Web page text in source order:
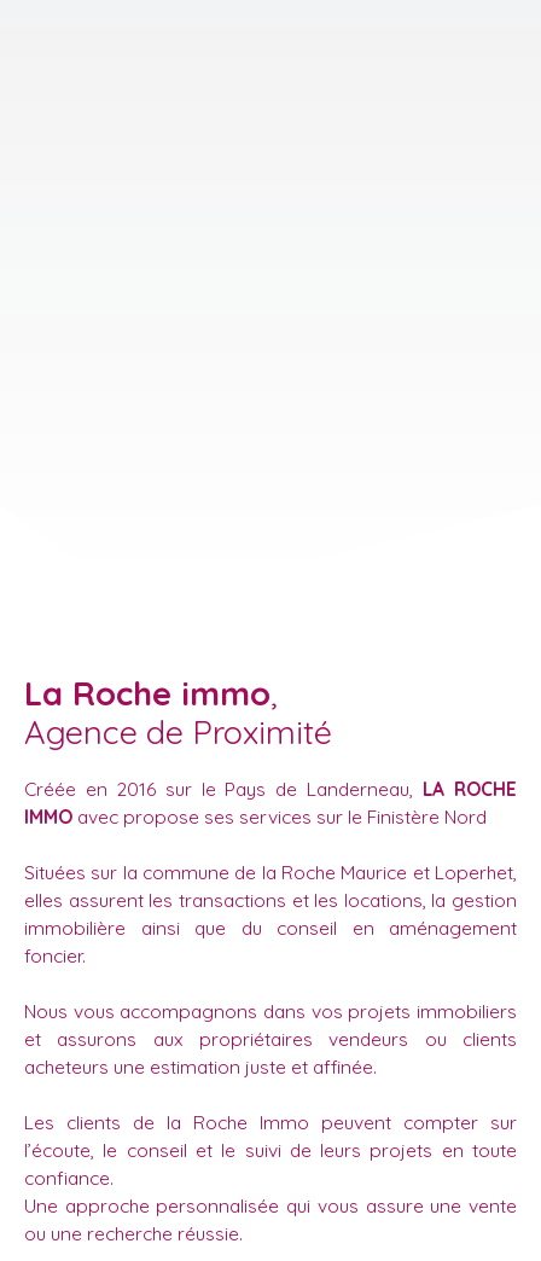
La Roche immo,
Agence de Proximité
Créée en 2016 sur le Pays de Landerneau, LA ROCHE
IMMO avec propose ses services sur le Finistère Nord
Situées sur la commune de la Roche Maurice et Loperhet,
elles assurent les transactions et les locations, la gestion
immobilière ainsi que du conseil en aménagement
foncier.
Nous vous accompagnons dans vos projets immobiliers
et assurons aux propriétaires vendeurs ou clients
acheteurs une estimation juste et affinée.
Les clients de la Roche Immo peuvent compter sur
l’écoute, le conseil et le suivi de leurs projets en toute
confiance.
Une approche personnalisée qui vous assure une vente
ou une recherche réussie.